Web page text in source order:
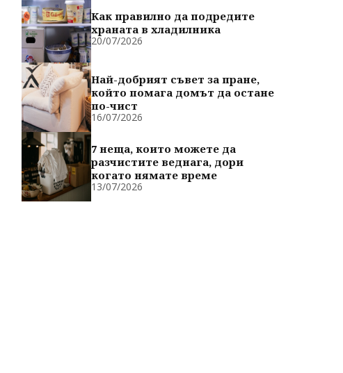
Как правилно да подредите
храната в хладилника
20/07/2026
Най-добрият съвет за пране,
който помага домът да остане
по-чист
16/07/2026
7 неща, които можете да
разчистите веднага, дори
когато нямате време
13/07/2026